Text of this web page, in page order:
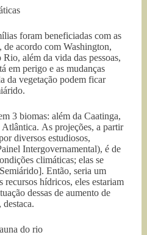
foram beneficiadas com as
de acordo com Washington,
além da vida das pessoas,
em perigo e as mudanças
da vegetação podem ficar
3 biomas: além da Caatinga,
As projeções, a partir
diversos estudiosos,
Intergovernamental), é de
climáticas; elas se
Então, seria um
recursos hídricos, eles estariam
dessas de aumento de
destaca.
do rio